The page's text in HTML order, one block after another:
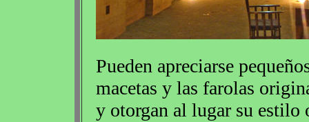
Pueden apreciarse
macetas y las farolas
y otorgan al lugar su estilo